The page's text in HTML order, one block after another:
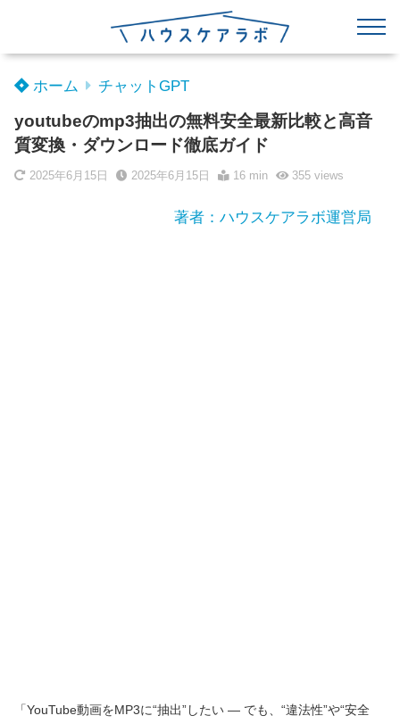
ホーム チャットGPT
youtubeのmp3抽出の無料安全最新比較と高音
質変換・ダウンロード徹底ガイド
2025年6月15日 2025年6月15日 16 min 355views
著者：ハウスケアラボ運営局
「YouTube動画をMP3に“抽出”したい ― でも、“違法性”や“安全